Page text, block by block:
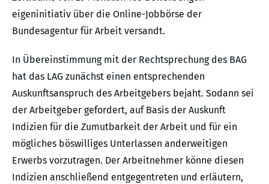
eigeninitiativ über die Online-Jobbörse der
Bundesagentur für Arbeit versandt.
In Übereinstimmung mit der Rechtsprechung des BAG
hat das LAG zunächst einen entsprechenden
Auskunftsanspruch des Arbeitgebers bejaht. Sodann sei
der Arbeitgeber gefordert, auf Basis der Auskunft
Indizien für die Zumutbarkeit der Arbeit und für ein
mögliches böswilliges Unterlassen anderweitigen
Erwerbs vorzutragen. Der Arbeitnehmer könne diesen
Indizien anschließend entgegentreten und erläutern,